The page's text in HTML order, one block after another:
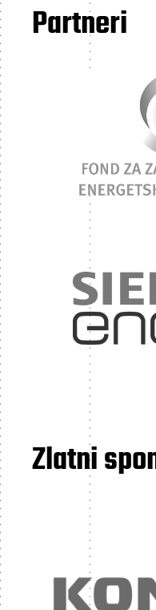
Partneri
Zlatni